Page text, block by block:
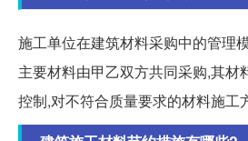
施工单位在建筑材料采购中的管理
主要材料由甲乙双方共同采购,其材
控制,对不符合质量要求的材料施工